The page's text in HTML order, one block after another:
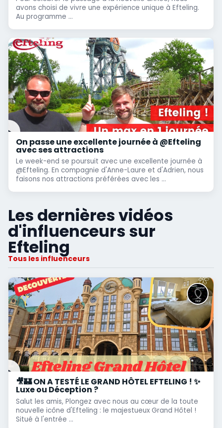
avons choisi de vivre une expérience unique à Efteling.
Au programme ...
On passe une excellente journée à @Efteling
avec ses attractions
Le week-end se poursuit avec une excellente journée à
@Efteling. En compagnie d'Anne-Laure et d'Adrien, nous
faisons nos attractions préférées avec les ...
Les dernières vidéos
d'influenceurs sur
Efteling
Tous les influenceurs
🎥🏰 ON A TESTÉ LE GRAND HÔTEL EFTELING ! ✨
Luxe ou Déception ?
Salut les amis, Plongez avec nous au cœur de la toute
nouvelle icône d'Efteling : le majestueux Grand Hôtel !
Situé à l'entrée ...